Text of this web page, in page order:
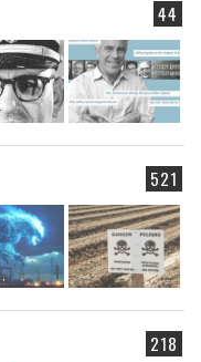
44
521
218